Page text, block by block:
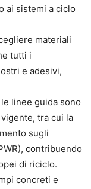
ai sistemi a ciclo
materiali
tutti i
e adesivi,
le linee guida sono
tra cui la
sugli
contribuendo
di riciclo.
concreti e